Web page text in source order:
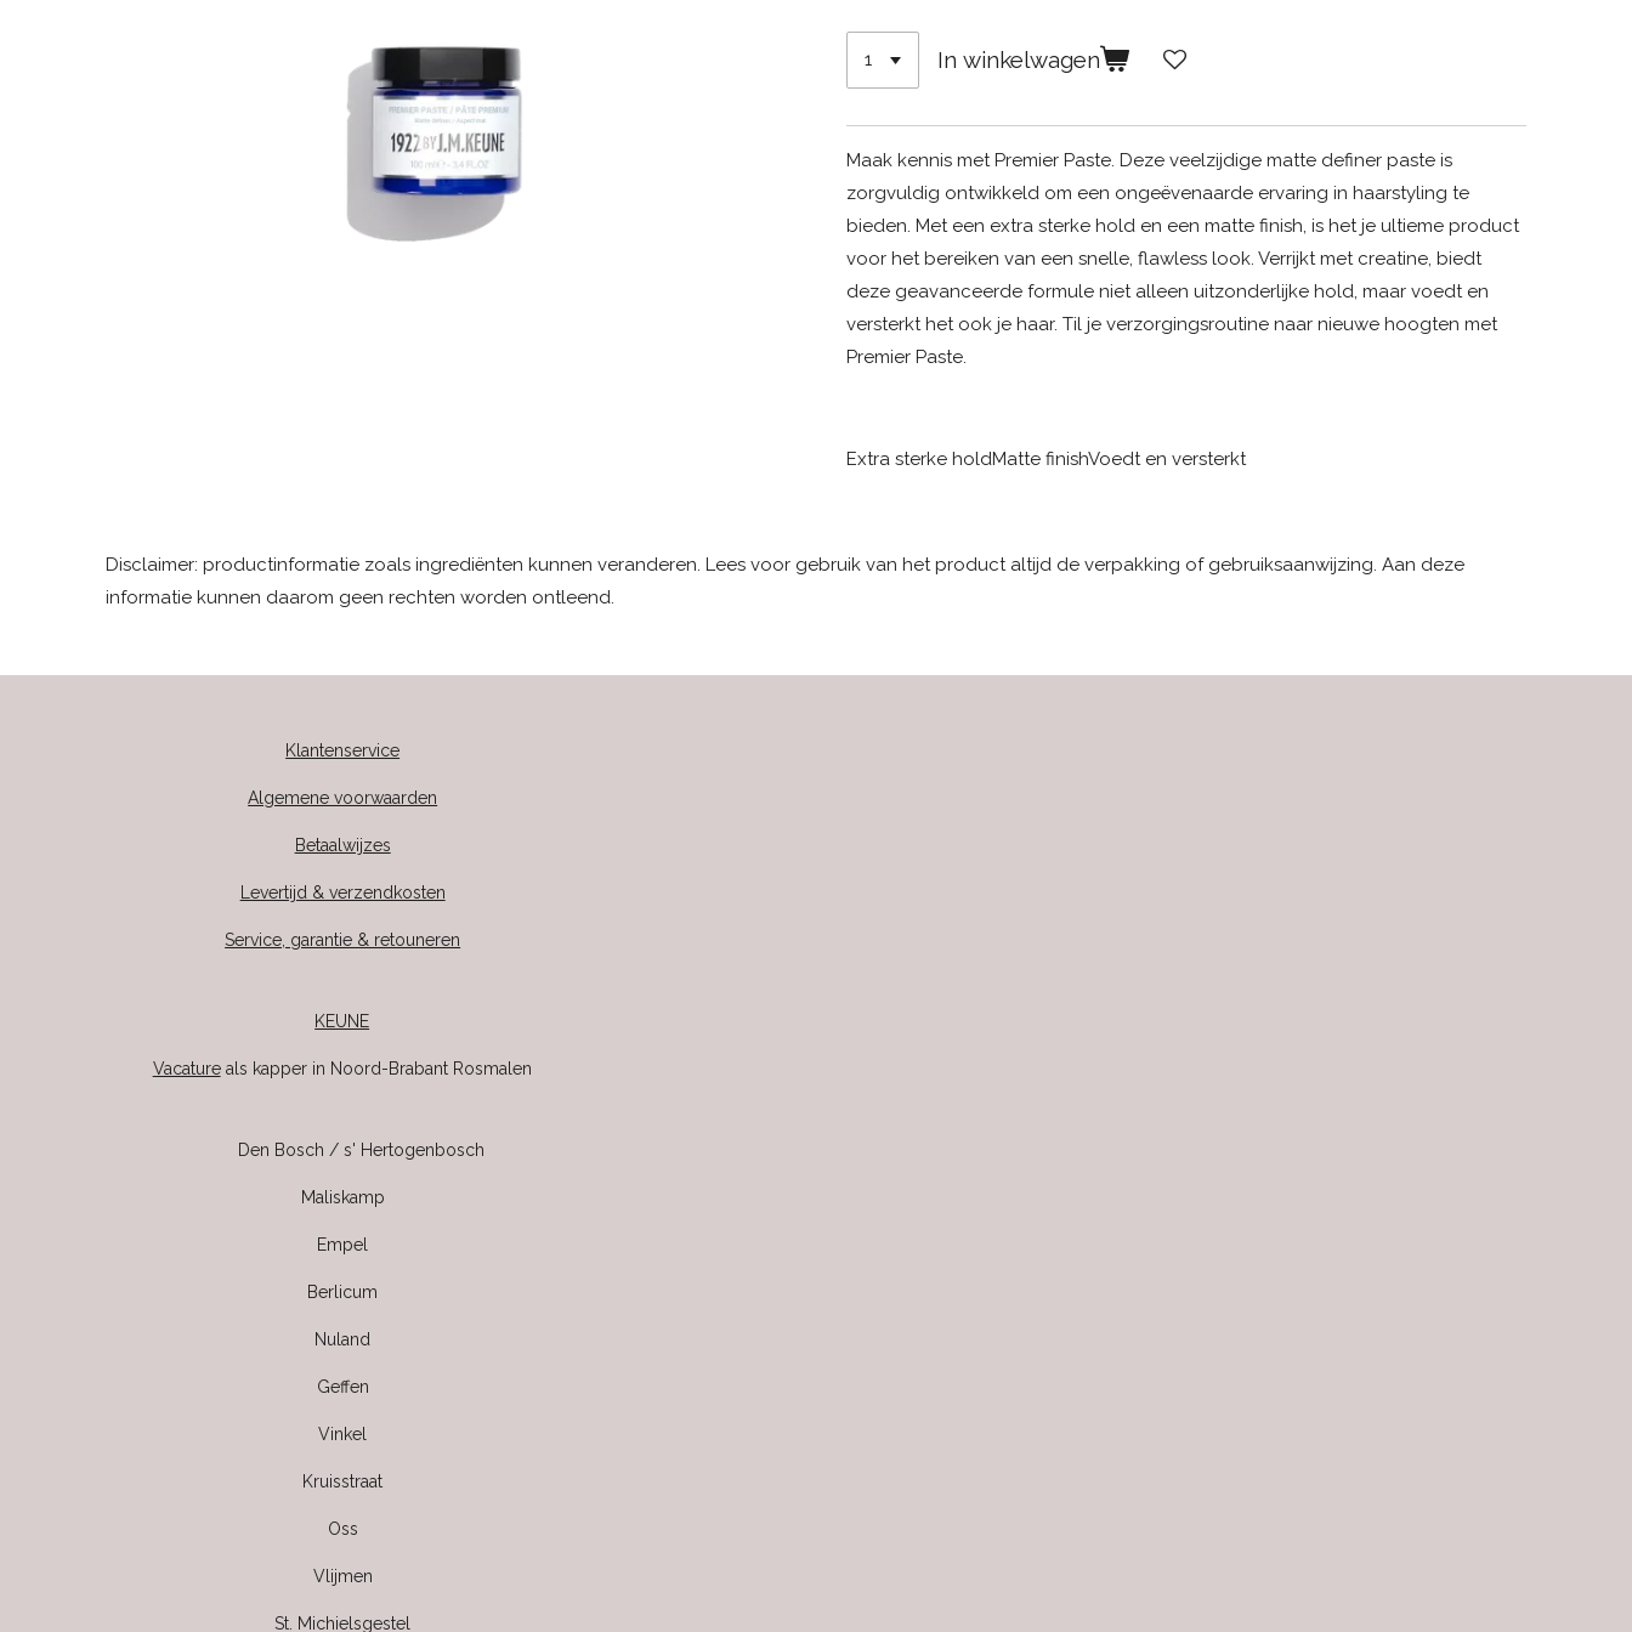
In winkelwagen
Maak kennis met Premier Paste. Deze veelzijdige matte definer paste is
zorgvuldig ontwikkeld om een ongeëvenaarde ervaring in haarstyling te
bieden. Met een extra sterke hold en een matte finish, is het je ultieme product
voor het bereiken van een snelle, flawless look. Verrijkt met creatine, biedt
deze geavanceerde formule niet alleen uitzonderlijke hold, maar voedt en
versterkt het ook je haar. Til je verzorgingsroutine naar nieuwe hoogten met
Premier Paste.
Extra sterke holdMatte finishVoedt en versterkt
Disclaimer: productinformatie zoals ingrediënten kunnen veranderen. Lees voor gebruik van het product altijd de verpakking of gebruiksaanwijzing. Aan deze
informatie kunnen daarom geen rechten worden ontleend.
Klantenservice
Algemene voorwaarden
Betaalwijzes
Levertijd & verzendkosten
Service, garantie & retouneren
KEUNE
Vacatureals kapper in Noord-Brabant Rosmalen
Den Bosch / s' Hertogenbosch
Maliskamp
Empel
Berlicum
Nuland
Geffen
Vinkel
Kruisstraat
Oss
Vlijmen
St. Michielsgestel